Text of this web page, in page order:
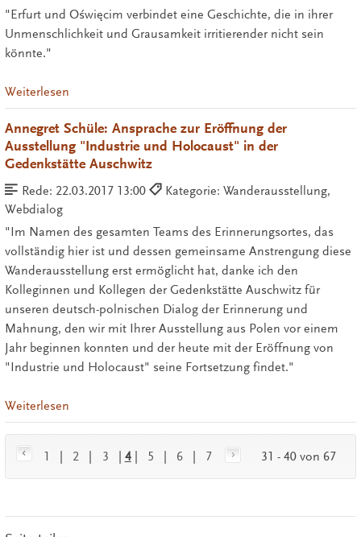
"Erfurt und Oświęcim verbindet eine Geschichte, die in ihrer
Unmenschlichkeit und Grausamkeit irritierender nicht sein
könnte."
Weiterlesen
Annegret Schüle: Ansprache zur Eröffnung der
Ausstellung "Industrie und Holocaust" in der
Gedenkstätte Auschwitz
Rede: 22.03.2017 13:00
Kategorie: Wanderausstellung,
Webdialog
"Im Namen des gesamten Teams des Erinnerungsortes, das
vollständig hier ist und dessen gemeinsame Anstrengung diese
Wanderausstellung erst ermöglicht hat, danke ich den
Kolleginnen und Kollegen der Gedenkstätte Auschwitz für
unseren deutsch-polnischen Dialog der Erinnerung und
Mahnung, den wir mit Ihrer Ausstellung aus Polen vor einem
Jahr beginnen konnten und der heute mit der Eröffnung von
"Industrie und Holocaust" seine Fortsetzung findet."
Weiterlesen
1 2 3 4| 5 6 7 31 - 40 von 67